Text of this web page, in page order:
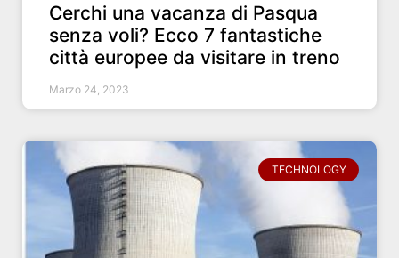
Cerchi una vacanza di Pasqua
senza voli? Ecco 7 fantastiche
città europee da visitare in treno
Marzo 24, 2023
TECHNOLOGY